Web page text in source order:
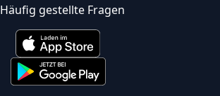
Häufig gestellte Fragen